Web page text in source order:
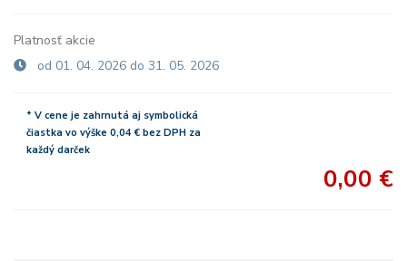
Platnosť akcie
od 01. 04. 2026 do 31. 05. 2026
* V cene je zahrnutá aj symbolická
čiastka vo výške 0,04 € bez DPH za
každý darček
0,00 €